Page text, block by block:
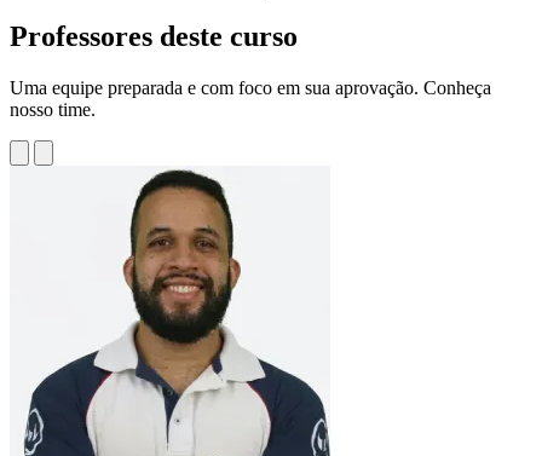
Professores deste curso
Uma equipe preparada e com foco em sua aprovação. Conheça
nosso time.